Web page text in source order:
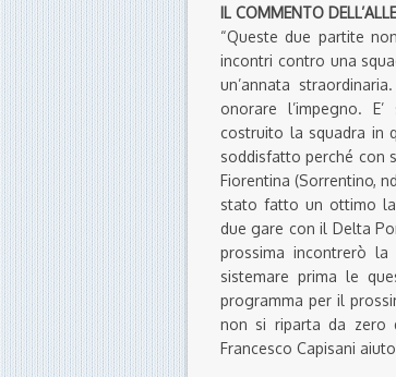
IL COMMENTO
“Queste due partite
incontri contro una
un’annata
onorare l’impegno.
costruito la squadra in
soddisfatto perché con
Fiorentina (Sorrentino,
stato fatto un ottimo
due gare con il Delta
prossima incontrerò
sistemare prima le
programma per il
non si riparta da zero
Francesco Capisani